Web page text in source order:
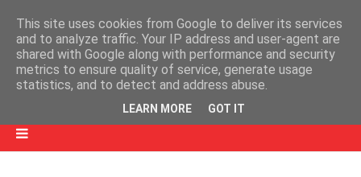
This site uses cookies from Google to deliver its services
and to analyze traffic. Your IP address and user-agent are
shared with Google along with performance and security
metrics to ensure quality of service, generate usage
statistics, and to detect and address abuse.
LEARN MORE GOT IT